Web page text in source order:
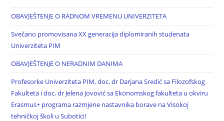
OBAVJEŠTENJE O RADNOM VREMENU UNIVERZITETA
Svečano promovisana XX generacija diplomiranih studenata
Univerziteta PIM
OBAVJEŠTENJE O NERADNIM DANIMA
Profesorke Univerziteta PIM, doc. dr Darjana Sredić sa Filozofskog
Fakulteta i doc. dr Jelena Jovović sa Ekonomskog fakulteta u okviru
Erasmus+ programa razmjene nastavnika borave na Visokoj
tehničkoj školi u Subotici!